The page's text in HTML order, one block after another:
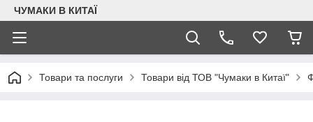
ЧУМАКИ В КИТАЇ
Товари та послуги Товари від ТОВ "Чумаки в Китаї"